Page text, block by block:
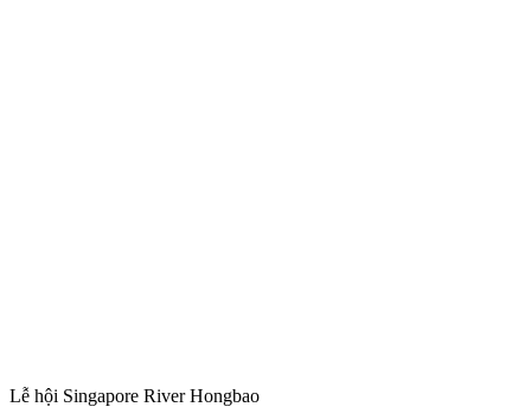
Lễ hội Singapore River Hongbao